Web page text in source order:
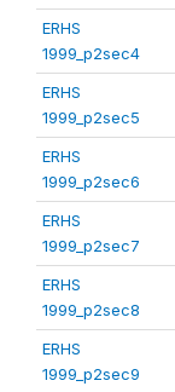
ERHS
1999_p2sec4
ERHS
1999_p2sec5
ERHS
1999_p2sec6
ERHS
1999_p2sec7
ERHS
1999_p2sec8
ERHS
1999_p2sec9